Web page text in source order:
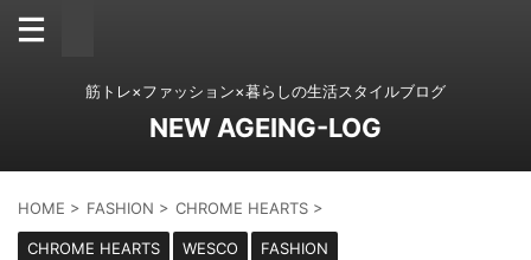
筋トレ×ファッション×暮らしの生活スタイルブログ
NEW AGEING-LOG
HOME > FASHION > CHROME HEARTS >
CHROME HEARTS WESCO FASHION